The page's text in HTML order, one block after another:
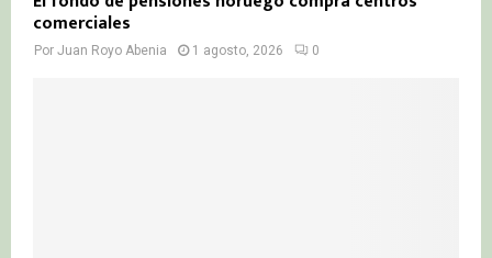
comerciales
Por Juan Royo Abenia 1 agosto, 2026 0